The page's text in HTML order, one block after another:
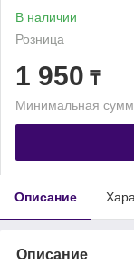
В наличии
Розница
1 950 ₸
Минимальная
Описание
Описание